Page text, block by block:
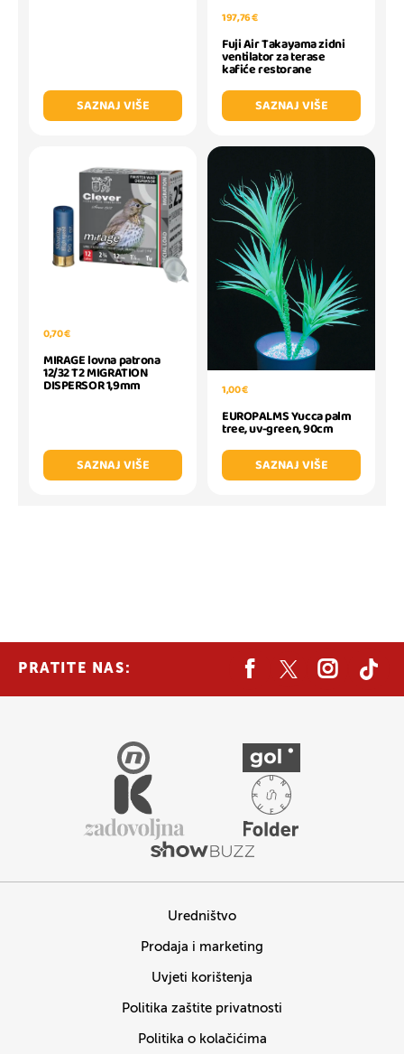
SAZNAJ VIŠE
197,76 €
Fuji Air Takayama zidni
ventilator za terase
kafiće restorane
SAZNAJ VIŠE
0,70 €
MIRAGE lovna patrona
12/32 T2 MIGRATION
DISPERSOR 1,9mm
SAZNAJ VIŠE
1,00 €
EUROPALMS Yucca palm
tree, uv-green, 90cm
SAZNAJ VIŠE
PRATITE NAS:
Uredništvo
Prodaja i marketing
Uvjeti korištenja
Politika zaštite privatnosti
Politika o kolačićima